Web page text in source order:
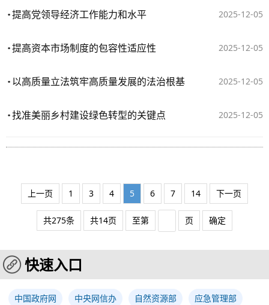
2025-12-05
提高党领导经济工作能力和水平
2025-12-05
提高资本市场制度的包容性适应性
2025-12-05
以高质量立法筑牢高质量发展的法治根基
2025-12-05
找准美丽乡村建设绿色转型的关键点
上一页 1 3 4 5 6 7 14 下一页
共275条 共14页 至第 页 确定
快速入口
中国政府网 中央网信办 自然资源部 应急管理部